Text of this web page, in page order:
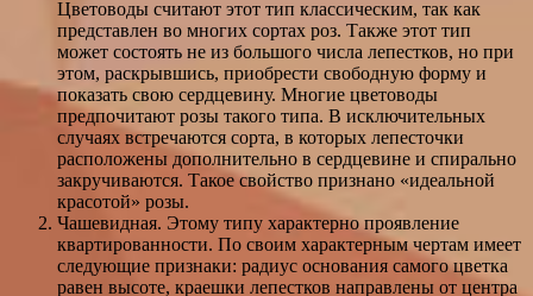
Цветоводы считают этот тип классическим, так как
представлен во многих сортах роз. Также этот тип
может состоять не из большого числа лепестков, но при
этом, раскрывшись, приобрести свободную форму и
показать свою сердцевину. Многие цветоводы
предпочитают розы такого типа. В исключительных
случаях встречаются сорта, в которых лепесточки
расположены дополнительно в сердцевине и спирально
закручиваются. Такое свойство признано «идеальной
красотой» розы.
Чашевидная. Этому типу характерно проявление
квартированности. По своим характерным чертам имеет
следующие признаки: радиус основания самого цветка
равен высоте, краешки лепестков направлены от центра